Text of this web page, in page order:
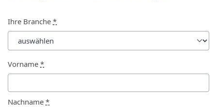
Ihre Branche *
Vorname *
Nachname *